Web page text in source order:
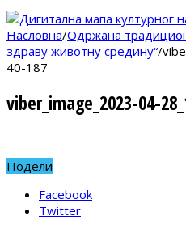
Насловна/Одржана
здраву животну средину“/
40-187
viber_image_2023-04-
Подели
Facebook
Twitter